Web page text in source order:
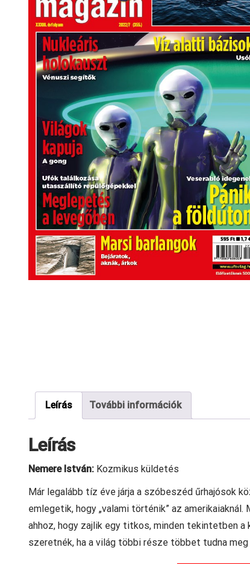
Leírás További információk
Leírás
Nemere István: Kozmikus küldetés
Már legalább tíz éve járja a szóbeszéd űrhajósok
emlegetik, hogy „valami történik” az
ahhoz, hogy zajlik egy titkos, minden tekintetben
szeretnék, ha a világ többi része többet tudna meg